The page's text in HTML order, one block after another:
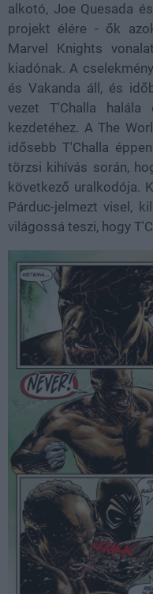
alkotó, Joe Quesada
projekt élére - ők
Marvel Knights
kiadónak. A
és Vakanda áll, és
vezet T'Challa
kezdetéhez. A The
idősebb T'Challa
törzsi kihívás során,
következő uralkodója.
Párduc-jelmezt visel,
világossá teszi, hogy